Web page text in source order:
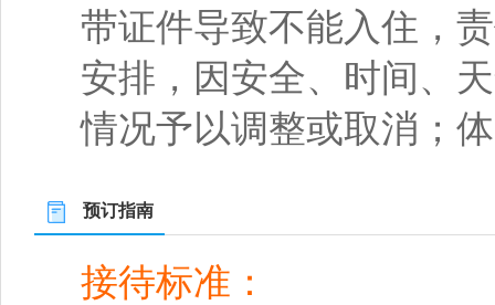
带证件导致不能入住，
安排，因安全、时间、
情况予以调整或取消；
预订指南
接待标准：